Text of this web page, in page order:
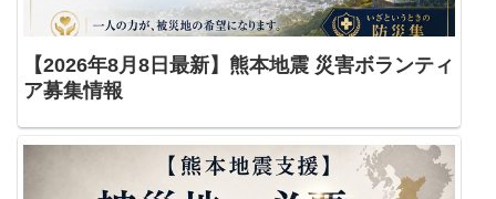
【2026年8月8日最新】熊本地震 災害ボランティ
ア募集情報